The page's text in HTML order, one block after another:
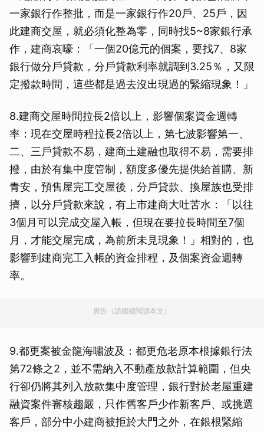
一家銀行作整批，而是一家銀行作20戶、25戶，因
此建商交屋，就必須化整為零，同時找5~8家銀行承
作，建商哀嚎：「一個20億元的個案，要找7、8家
銀行做分戶貸款，分戶貸款利率就調到3.25％，又限
定撥款時間，這些都是過去沒出現過的緊縮現象！」
8.建商交屋時間拉長2倍以上，影響個案資金週轉
率：現在交屋時程拉長2倍以上，第七波影響第一、
二、三戶貸款不易，建商土建融也取得不易，需要排
撥，由於有集中度管制，額度多優先提供給首購、新
青安，預售屋完工交屋後，分戶貸款、換屋族也受排
擠，以分戶貸款來說，有上市建商大吐苦水：「以往
3個月可以完成交屋入帳，但現在要拉長時間至7個
月，才能交屋完成，為前所未見現象！」相對的，也
影響到建商完工入帳的資金排程，及個案資金週轉
率。
廣告（請繼續閱讀本文）
9.都更案被金龍海嘯波及：都更危老原本根據銀行法
第72條之2，並不需納入不動產放款計算範圍，但央
行卻仍將其列入放款集中度管理，銀行對於老屋重建
融資案件審核趨嚴，只作舊客戶少作新客戶、或挑選
客戶，部分中小建商被拒於大門之外，在銀根緊縮